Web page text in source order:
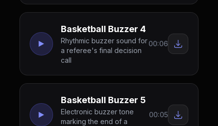
Basketball Buzzer 4
Rhythmic buzzer sound for
a referee's final decision
call
00:06
Basketball Buzzer 5
Electronic buzzer tone
marking the end of a
00:05